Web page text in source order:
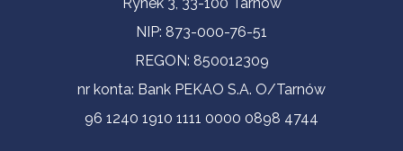
NIP: 873-000-76-51
REGON: 850012309
nr konta: Bank PEKAO S.A. O/Tarnów
96 1240 1910 1111 0000 0898 4744